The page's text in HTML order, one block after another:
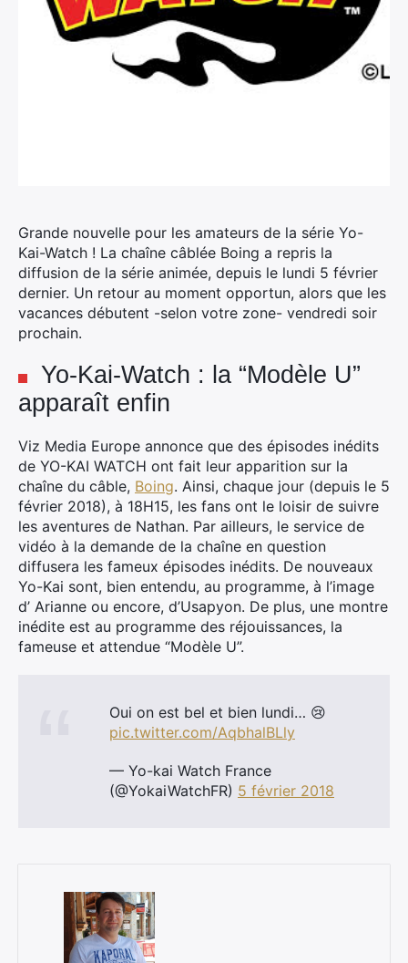
Grande nouvelle pour les amateurs de la série Yo-
Kai-Watch ! La chaîne câblée Boing a repris la
diffusion de la série animée, depuis le lundi 5 février
dernier. Un retour au moment opportun, alors que les
vacances débutent -selon votre zone- vendredi soir
prochain.
Yo-Kai-Watch : la “Modèle U”
apparaît enfin
Viz Media Europe annonce que des épisodes inédits
de YO-KAI WATCH ont fait leur apparition sur la
chaîne du câble, Boing. Ainsi, chaque jour (depuis le 5
février 2018), à 18H15, les fans ont le loisir de suivre
les aventures de Nathan. Par ailleurs, le service de
vidéo à la demande de la chaîne en question
diffusera les fameux épisodes inédits. De nouveaux
Yo-Kai sont, bien entendu, au programme, à l’image
d’ Arianne ou encore, d’Usapyon. De plus, une montre
inédite est au programme des réjouissances, la
fameuse et attendue “Modèle U”.
Oui on est bel et bien lundi… 😢
pic.twitter.com/AqbhalBLly
— Yo-kai Watch France
(@YokaiWatchFR) 5 février 2018